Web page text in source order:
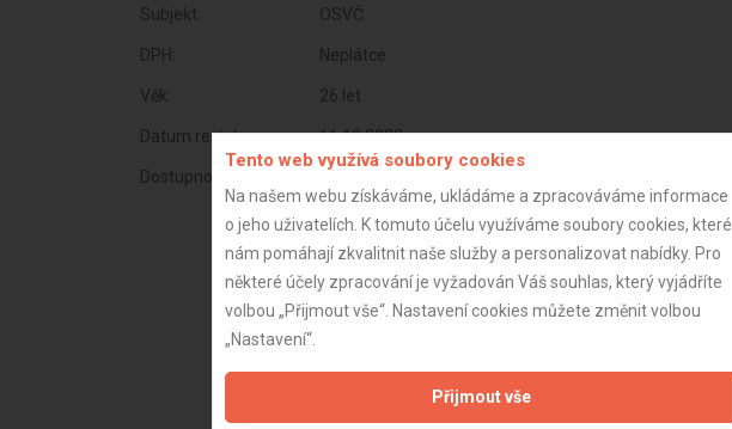
Subjekt: OSVČ
DPH: Neplátce
Věk: 26 let
Datum registrace: 11.10.2023
Dostupnost:
Tento web využívá soubory cookies
Na našem webu získáváme, ukládáme a zpracováváme informace
o jeho uživatelích. K tomuto účelu využíváme soubory cookies, které
nám pomáhají zkvalitnit naše služby a personalizovat nabídky. Pro
některé účely zpracování je vyžadován Váš souhlas, který vyjádříte
volbou „Přijmout vše“. Nastavení cookies můžete změnit volbou
„Nastavení“.
Přijmout vše